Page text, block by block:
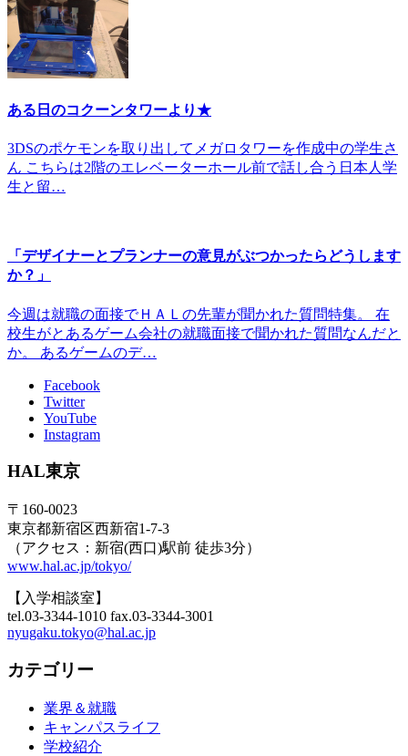
ある日のコクーンタワーより★
3DSのポケモンを取り出してメガロタワーを作成中の学生さ
ん こちらは2階のエレベーターホール前で話し合う日本人学
生と留…
「デザイナーとプランナーの意見がぶつかったらどうします
か？」
今週は就職の面接でＨＡＬの先輩が聞かれた質問特集。 在
校生がとあるゲーム会社の就職面接で聞かれた質問なんだと
か。 あるゲームのデ…
Facebook
Twitter
YouTube
Instagram
HAL東京
〒160-0023
東京都新宿区西新宿1-7-3
（アクセス：新宿(西口)駅前 徒歩3分）
www.hal.ac.jp/tokyo/
【入学相談室】
tel.03-3344-1010 fax.03-3344-3001
nyugaku.tokyo@hal.ac.jp
カテゴリー
業界＆就職
キャンパスライフ
学校紹介